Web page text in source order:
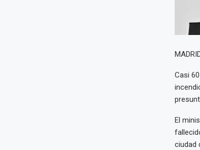
Casi
El
ciudad